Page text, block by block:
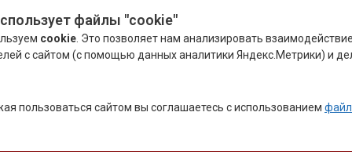
файлы "cookie"
cookie . Это позволяет нам анализировать
с сайтом (с помощью данных аналитики Яндекс.Метрики) и
пользоваться сайтом вы соглашаетесь с использованием